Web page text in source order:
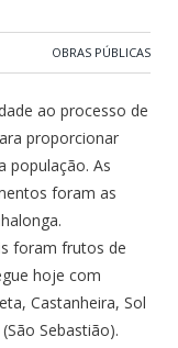
OBRAS PÚBLICAS
ao processo de
proporcionar
população. As
foram as
foram frutos de
hoje com
Castanheira, Sol
Sebastião).